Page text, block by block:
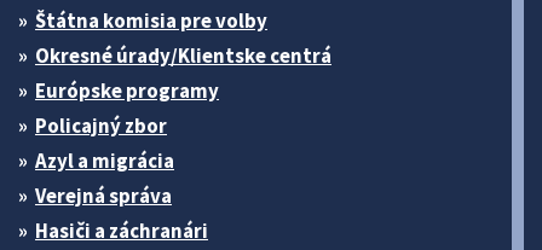
Štátna komisia pre volby
Okresné úrady/Klientske centrá
Európske programy
Policajný zbor
Azyl a migrácia
Verejná správa
Hasiči a záchranári